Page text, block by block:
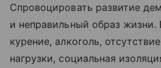
Спровоцировать развитие
и неправильный образ жизни.
курение, алкоголь,
нагрузки, социальная